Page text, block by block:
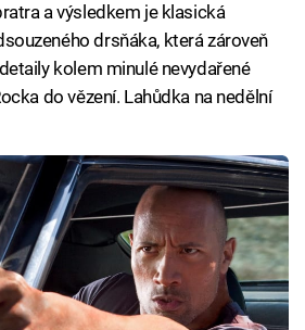
a výsledkem je klasická
drsňáka, která zároveň
kolem minulé nevydařené
do vězení. Lahůdka na nedělní